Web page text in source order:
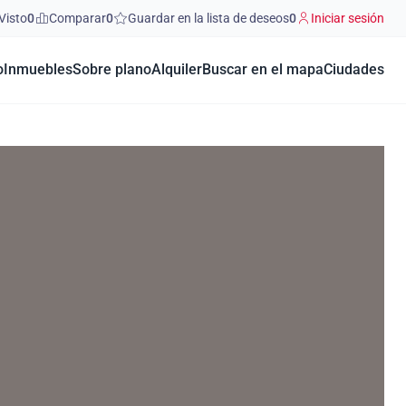
0 Comparar0 Guardar en la lista de deseos0 Iniciar sesión
InmueblesSobre planoAlquilerBuscar en el mapaCiudades